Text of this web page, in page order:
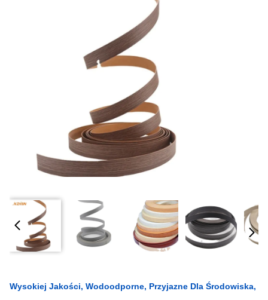
Wysokiej Jakości, Wodoodporne, Przyjazne Dla Środowiska,